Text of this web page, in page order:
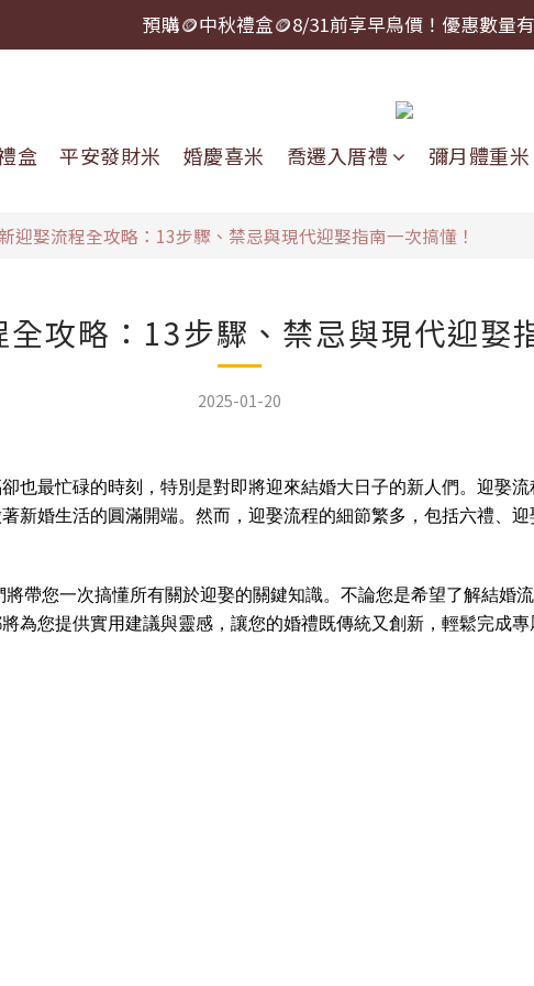
預購🪙中秋禮盒🪙8/31前享早鳥價！優惠數量
預購🪙中秋禮盒🪙8/31前享早鳥價！優惠數量
預購🪙中秋禮盒🪙8/31前享早鳥價！優惠數量
盒 平安發財米 婚慶喜米 喬遷入厝禮 彌月體重米
迎娶流程全攻略：13步驟、禁忌與現代迎娶指南一次搞懂！
攻略：13步驟、禁忌與現代迎娶
2025-01-20
也最忙碌的時刻，特別是對即將迎來結婚大日子的新人們。迎娶
新婚生活的圓滿開端。然而，迎娶流程的細節繁多，包括六禮、迎
帶您一次搞懂所有關於迎娶的關鍵知識。不論您是希望了解結婚
為您提供實用建議與靈感，讓您的婚禮既傳統又創新，輕鬆完成專